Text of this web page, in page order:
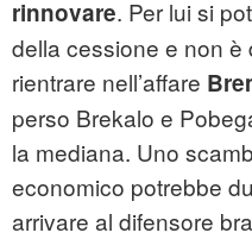
rinnovare. Per lui si
della cessione e non
rientrare nell’affare
perso Brekalo e
la mediana. Uno
economico potrebbe
arrivare al difensore